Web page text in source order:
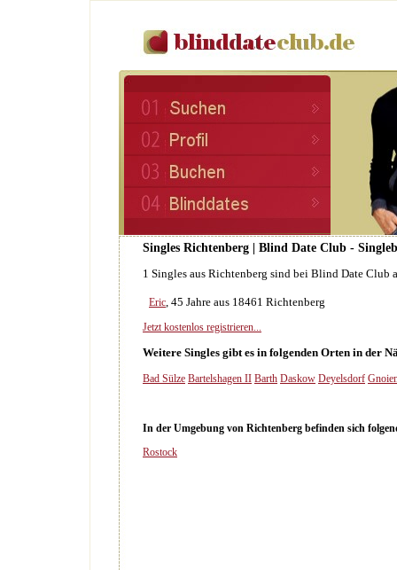
Singles Richtenberg | Blind Date Club -
1 Singles aus Richtenberg sind bei Blind Date Club
Eric, 45 Jahre aus 18461 Richtenberg
Jetzt kostenlos registrieren...
Weitere Singles gibt es in folgenden Orten in der
Bad Sülze Bartelshagen II Barth Daskow Deyelsdorf
In der Umgebung von Richtenberg befinden sich
Rostock